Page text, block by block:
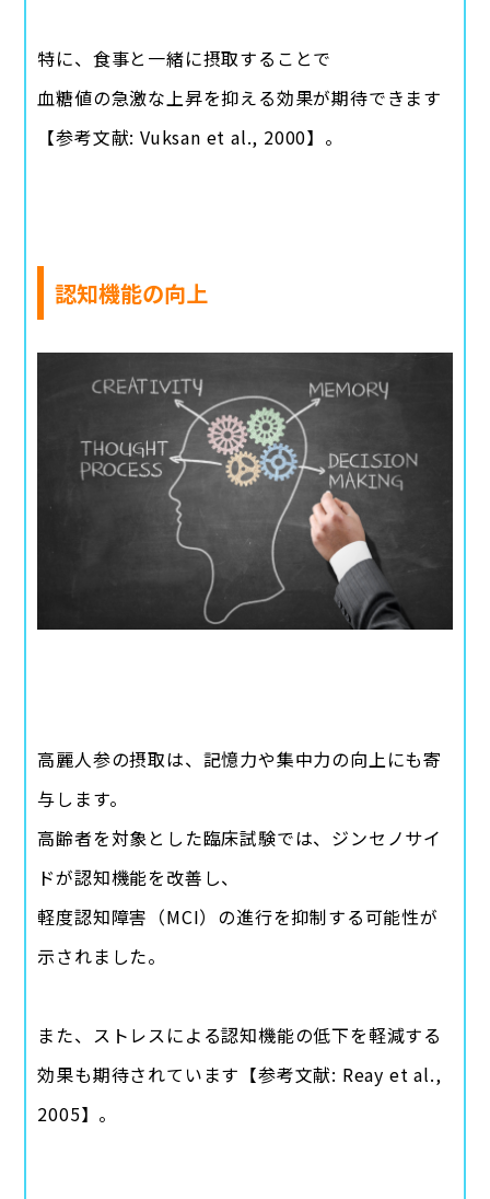
特に、食事と一緒に摂取することで
血糖値の急激な上昇を抑える効果が期待できます
【参考文献: Vuksan et al., 2000】。
認知機能の向上
高麗人参の摂取は、記憶力や集中力の向上にも寄
与します。
高齢者を対象とした臨床試験では、ジンセノサイ
ドが認知機能を改善し、
軽度認知障害（MCI）の進行を抑制する可能性が
示されました。
また、ストレスによる認知機能の低下を軽減する
効果も期待されています【参考文献: Reay et al.,
2005】。